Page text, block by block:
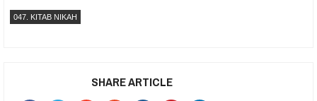
047. KITAB NIKAH
SHARE ARTICLE